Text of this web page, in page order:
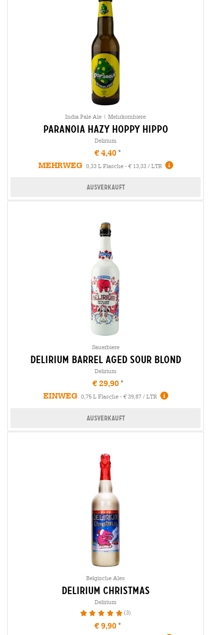
India Pale Ale | Mehrkornbiere
paranoia hazy hoppy hippo
Delirium
€ 4,40
MEHRWEG
0,33 L Flasche - € 13,33 / LTR
Ausverkauft
Sauerbiere
delirium barrel aged sour blond
Delirium
€ 29,90
EINWEG
0,75 L Flasche - € 39,87 / LTR
Ausverkauft
Belgische Ales
delirium christmas
Delirium
100% (3)
€ 9,90